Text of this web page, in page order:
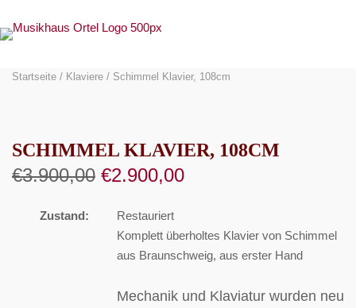
to
Startseite / Klaviere / Schimmel Klavier, 108cm
SCHIMMEL KLAVIER, 108CM
€3.900,00 Ursprünglicher
war:
€3.900,00
€2.900,00Aktueller
€2.900,00.
Zustand: Restauriert
Komplett überholtes Klavier von Schimmel
aus Braunschweig, aus erster Hand
Mechanik und Klaviatur wurden neu